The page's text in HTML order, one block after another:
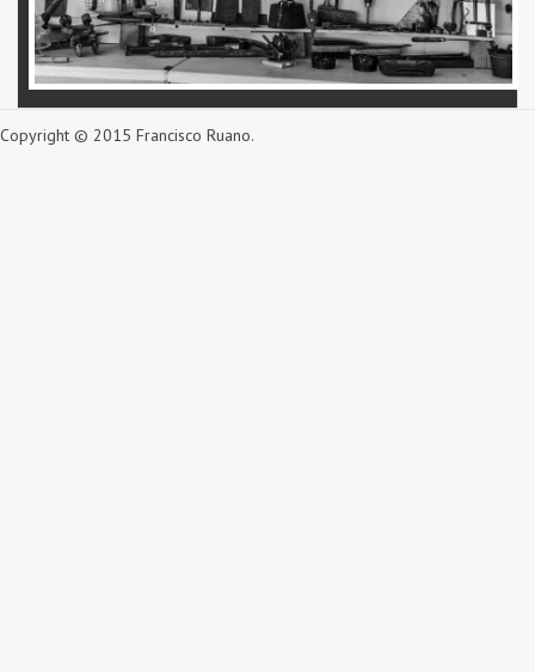
Copyright © 2015 Francisco Ruano.